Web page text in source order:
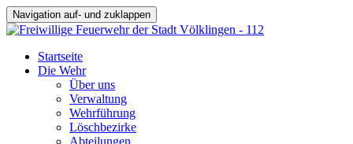
Navigation auf- und zuklappen
Startseite
Die Wehr
Über uns
Verwaltung
Wehrführung
Löschbezirke
Abteilungen